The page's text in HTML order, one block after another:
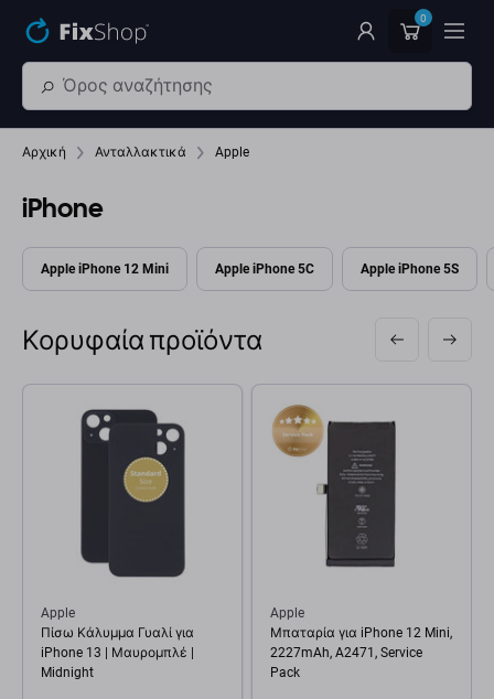
0
Αρχική Ανταλλακτικά Apple
iPhone
Apple iPhone 12 Mini Apple iPhone 5C Apple iPhone 5S
Κορυφαία προϊόντα
Apple
Πίσω Κάλυμμα Γυαλί για
iPhone 13 | Μαυρομπλέ |
Midnight
Apple
Μπαταρία για iPhone 12 Mini,
2227mAh, A2471, Service
Pack